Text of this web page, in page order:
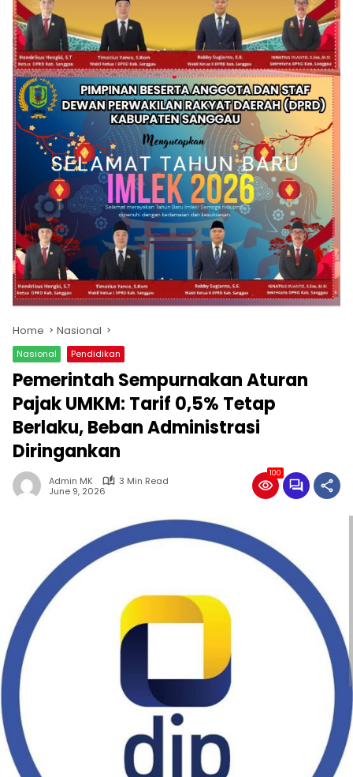
Home Nasional
Nasional Pendidikan
Pemerintah Sempurnakan Aturan
Pajak UMKM: Tarif 0,5% Tetap
Berlaku, Beban Administrasi
Diringankan
Admin MK
3 Min Read
June 9, 2026
100